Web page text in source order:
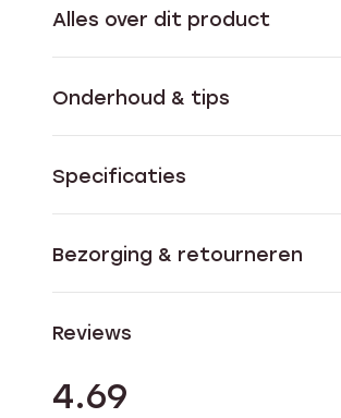
Alles over dit product
Onderhoud & tips
Specificaties
Bezorging & retourneren
Reviews
4.69